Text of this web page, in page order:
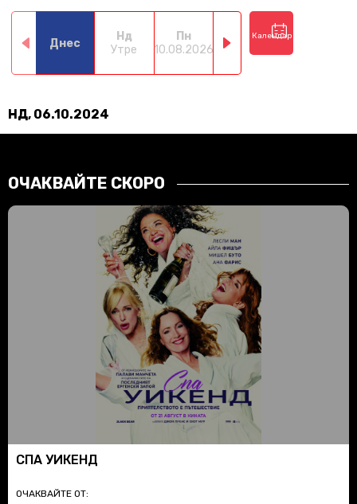
Днес
Нд
Утре
Пн
10.08.2026 11.08.2026
12.08.2026
Календар
НД, 06.10.2024
ОЧАКВАЙТЕ СКОРО
СПА УИКЕНД
ОЧАКВАЙТЕ ОТ: